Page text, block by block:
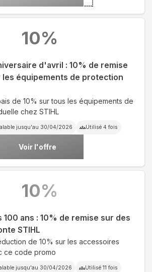
d'avril : 10% de remise
les équipements de protection
de 10% sur tous les équipements de
chez STIHL
jusqu'au 30/04/2026 Utilisé 4 fois
Voir l'offre
10%
100 ans : 10% de remise sur des
STIHL
de 10% sur les accessoires
ce code promo
jusqu'au 30/04/2026 Utilisé 11 fois
10%